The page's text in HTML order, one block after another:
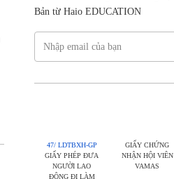
Bản từ Haio EDUCATION
47/ LDTBXH-GP
GIẤY PHÉP ĐƯA
NGƯỜI LAO
ĐỘNG ĐI LÀM
GIẤY CHỨNG
NHẬN HỘI VIÊN
VAMAS